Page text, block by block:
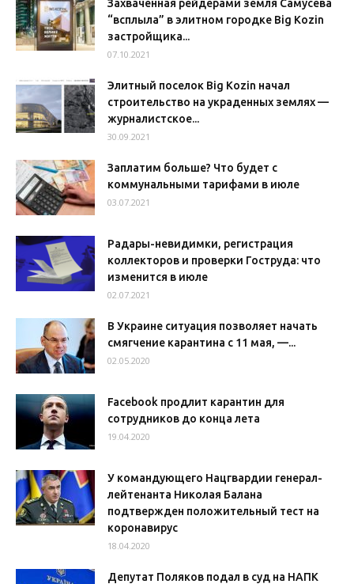
Захваченная рейдерами земля Самусева
“всплыла” в элитном городке Big Kozin
застройщика...
07.10.2021
Элитный поселок Big Kozin начал
строительство на украденных землях —
журналистское...
30.09.2021
Заплатим больше? Что будет с
коммунальными тарифами в июле
03.07.2021
Радары-невидимки, регистрация
коллекторов и проверки Гоструда: что
изменится в июле
02.07.2021
В Украине ситуация позволяет начать
смягчение карантина с 11 мая, —...
02.05.2020
Facebook продлит карантин для
сотрудников до конца лета
19.04.2020
У командующего Нацгвардии генерал-
лейтенанта Николая Балана
подтвержден положительный тест на
коронавирус
18.04.2020
Депутат Поляков подал в суд на НАПК